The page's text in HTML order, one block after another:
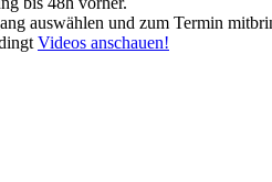
auswählen und zum Termin
Videos anschauen!